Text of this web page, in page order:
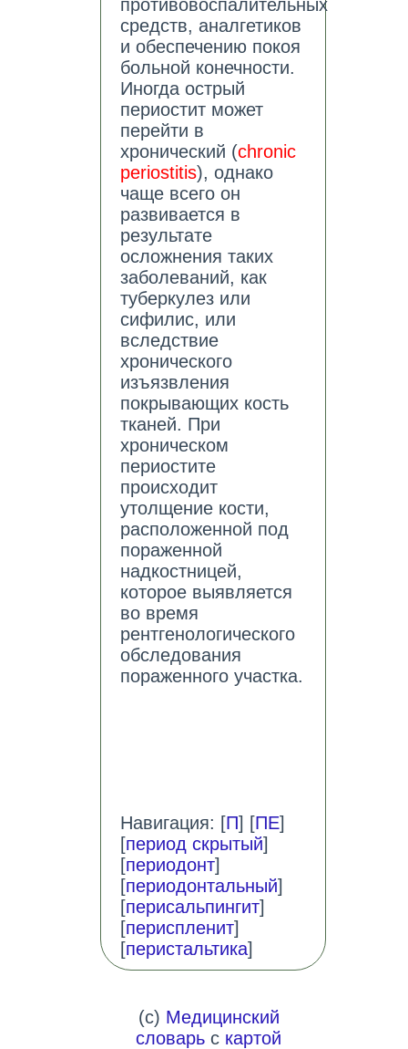
противовоспалительных
средств, аналгетиков
и обеспечению покоя
больной конечности.
Иногда острый
периостит может
перейти в
хронический (chronic
periostitis), однако
чаще всего он
развивается в
результате
осложнения таких
заболеваний, как
туберкулез или
сифилис, или
вследствие
хронического
изъязвления
покрывающих кость
тканей. При
хроническом
периостите
происходит
утолщение кости,
расположенной под
пораженной
надкостницей,
которое выявляется
во время
рентгенологического
обследования
пораженного участка.
Навигация: [П] [ПЕ]
[период скрытый]
[периодонт]
[периодонтальный]
[перисальпингит]
[периспленит]
[перистальтика]
(c) Медицинский
словарь с картой